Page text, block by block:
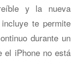
y la nueva
te permite
durante un
el iPhone no está